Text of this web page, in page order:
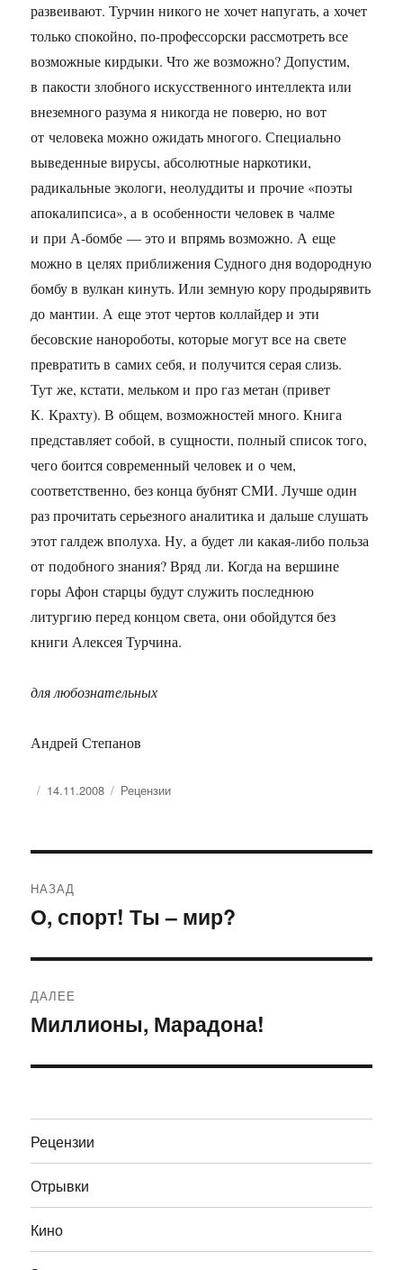
развеивают. Турчин никого не хочет напугать, а хочет
только спокойно, по-профессорски рассмотреть все
возможные кирдыки. Что же возможно? Допустим,
в пакости злобного искусственного интеллекта или
внеземного разума я никогда не поверю, но вот
от человека можно ожидать многого. Специально
выведенные вирусы, абсолютные наркотики,
радикальные экологи, неолуддиты и прочие «поэты
апокалипсиса», а в особенности человек в чалме
и при А-бомбе — это и впрямь возможно. А еще
можно в целях приближения Судного дня водородную
бомбу в вулкан кинуть. Или земную кору продырявить
до мантии. А еще этот чертов коллайдер и эти
бесовские нанороботы, которые могут все на свете
превратить в самих себя, и получится серая слизь.
Тут же, кстати, мельком и про газ метан (привет
К. Крахту). В общем, возможностей много. Книга
представляет собой, в сущности, полный список того,
чего боится современный человек и о чем,
соответственно, без конца бубнят СМИ. Лучше один
раз прочитать серьезного аналитика и дальше слушать
этот галдеж вполуха. Ну, а будет ли какая-либо польза
от подобного знания? Вряд ли. Когда на вершине
горы Афон старцы будут служить последнюю
литургию перед концом света, они обойдутся без
книги Алексея Турчина.
для любознательных
Андрей Степанов
Опубликовано
14.11.2008 Рубрики
Рецензии
по
НАЗАД
Предыдущая
О, спорт! Ты – мир?
ДАЛЕЕ
Следующая
Миллионы, Марадона!
Рецензии
Отрывки
Кино